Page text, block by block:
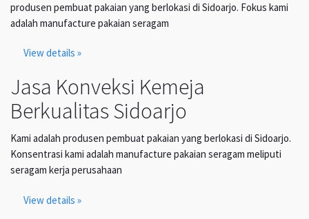
produsen pembuat pakaian yang berlokasi di Sidoarjo. Fokus kami
adalah manufacture pakaian seragam
View details »
Jasa Konveksi Kemeja
Berkualitas Sidoarjo
Kami adalah produsen pembuat pakaian yang berlokasi di Sidoarjo.
Konsentrasi kami adalah manufacture pakaian seragam meliputi
seragam kerja perusahaan
View details »